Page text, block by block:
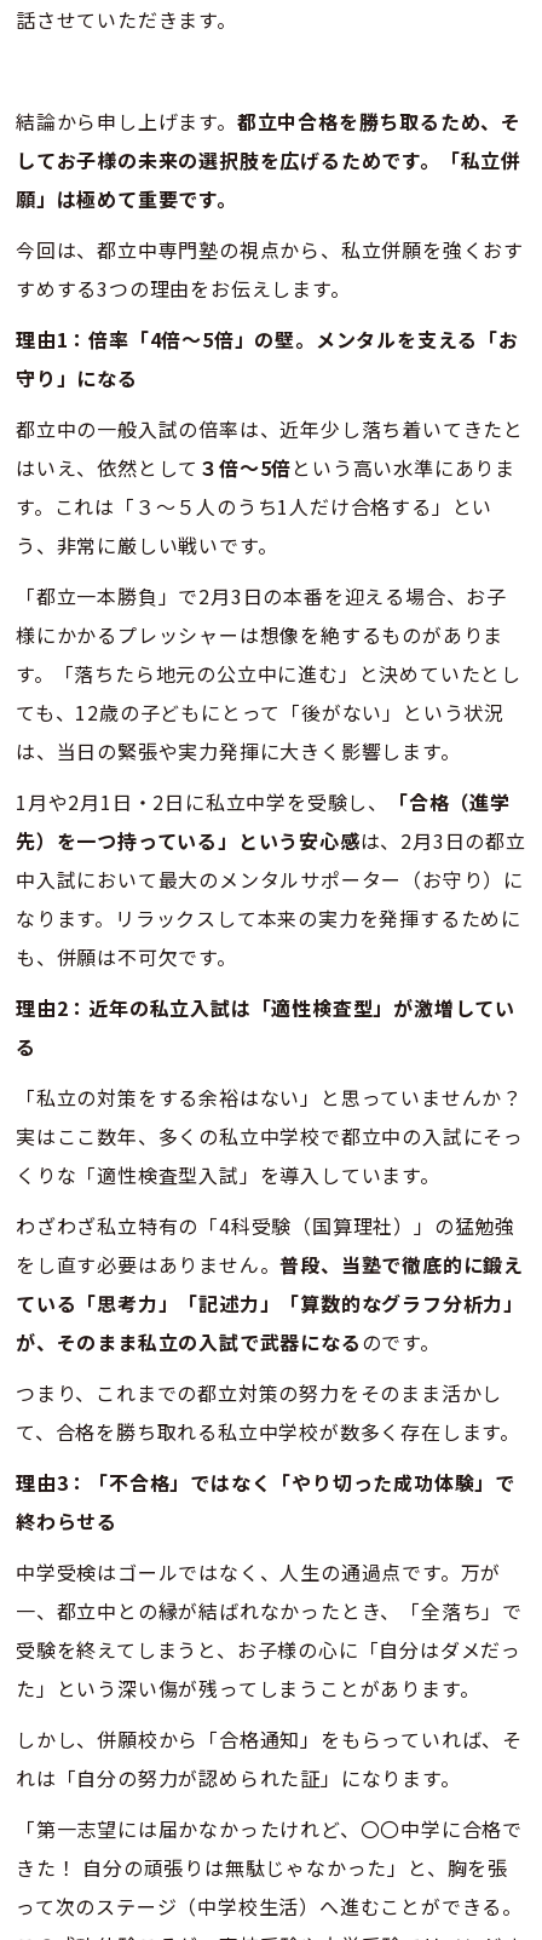
話させていただきます。
結論から申し上げます。 都立中合格を勝ち取るため、そ
してお子様の未来の選択肢を広げるためです。「私立併
願」は極めて重要です。
今回は、都立中専門塾の視点から、私立併願を強くおす
すめする3つの理由をお伝えします。
理由1：倍率「4倍〜5倍」の壁。メンタルを支える「お
守り」になる
都立中の一般入試の倍率は、近年少し落ち着いてきたと
はいえ、依然として ３倍〜5倍という高い水準にありま
す。これは「３〜５人のうち1人だけ合格する」とい
う、非常に厳しい戦いです。
「都立一本勝負」で2月3日の本番を迎える場合、お子
様にかかるプレッシャーは想像を絶するものがありま
す。「落ちたら地元の公立中に進む」と決めていたとし
ても、12歳の子どもにとって「後がない」という状況
は、当日の緊張や実力発揮に大きく影響します。
1月や2月1日・2日に私立中学を受験し、
「合格（進学
先）を一つ持っている」という安心感は、2月3日の都立
中入試において最大のメンタルサポーター（お守り）に
なります。リラックスして本来の実力を発揮するために
も、併願は不可欠です。
理由2：近年の私立入試は「適性検査型」が激増してい
る
「私立の対策をする余裕はない」と思っていませんか？
実はここ数年、多くの私立中学校で都立中の入試にそっ
くりな「適性検査型入試」を導入しています。
わざわざ私立特有の「4科受験（国算理社）」の猛勉強
をし直す必要はありません。普段、当塾で徹底的に鍛え
ている「思考力」「記述力」「算数的なグラフ分析力」
が、そのまま私立の入試で武器になるのです。
つまり、これまでの都立対策の努力をそのまま活かし
て、合格を勝ち取れる私立中学校が数多く存在します。
理由3：「不合格」ではなく「やり切った成功体験」で
終わらせる
中学受検はゴールではなく、人生の通過点です。万が
一、都立中との縁が結ばれなかったとき、「全落ち」で
受験を終えてしまうと、お子様の心に「自分はダメだっ
た」という深い傷が残ってしまうことがあります。
しかし、併願校から「合格通知」をもらっていれば、そ
れは「自分の努力が認められた証」になります。
「第一志望には届かなかったけれど、〇〇中学に合格で
きた！ 自分の頑張りは無駄じゃなかった」と、胸を張
って次のステージ（中学校生活）へ進むことができる。